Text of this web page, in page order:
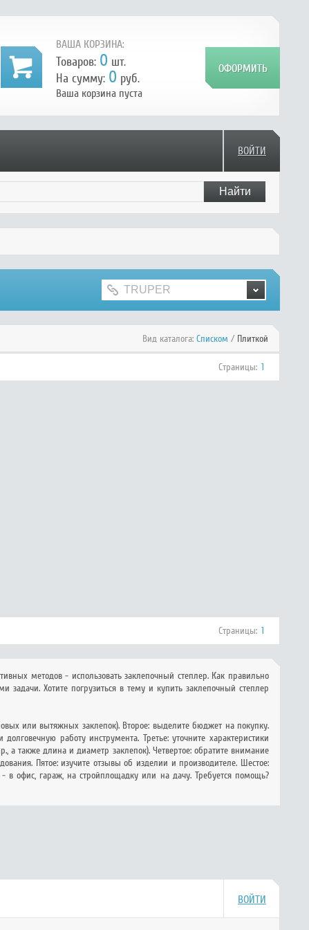
ВАША КОРЗИНА:
Товаров: 0 шт.
На сумму: 0 руб.
Ваша корзина пуста
ВОЙТИ
Вид каталога: Списком / Плиткой
Страницы: 1
Страницы: 1
методов - использовать заклепочный степлер. Как правильно
Хотите погрузиться в тему и купить заклепочный степлер
или вытяжных заклепок). Второе: выделите бюджет на покупку.
работу инструмента. Третье: уточните характеристики
также длина и диаметр заклепок). Четвертое: обратите внимание
Пятое: изучите отзывы об изделии и производителе. Шестое:
- в офис, гараж, на стройплощадку или на дачу. Требуется помощь?
ВОЙТИ